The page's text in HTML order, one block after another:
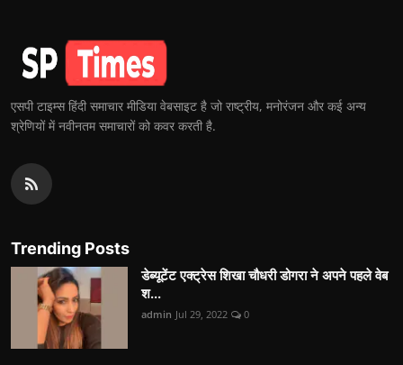
एसपी टाइम्स हिंदी समाचार मीडिया वेबसाइट है जो राष्ट्रीय, मनोरंजन और कई अन्य
श्रेणियों में नवीनतम समाचारों को कवर करती है.
Trending Posts
डेब्यूटेंट एक्ट्रेस शिखा चौधरी डोगरा ने अपने पहले वेब
श...
admin Jul 29, 2022 0